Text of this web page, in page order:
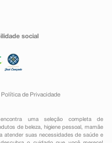
social
Política de Privacidade
uma seleção completa de
de beleza, higiene pessoal ,mamãe
atender suas necessidades de saúde e